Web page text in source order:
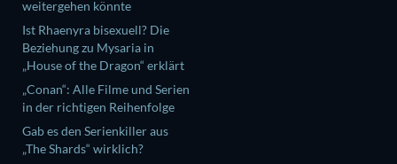
weitergehen könnte
Ist Rhaenyra bisexuell? Die
Beziehung zu Mysaria in
„House of the Dragon“ erklärt
„Conan“: Alle Filme und Serien
in der richtigen Reihenfolge
Gab es den Serienkiller aus
„The Shards“ wirklich?